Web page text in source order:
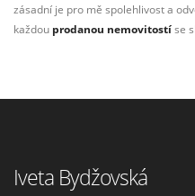
zásadní je pro mě spolehlivost a
každou prodanou nemovitostí se
Iveta Bydžovská